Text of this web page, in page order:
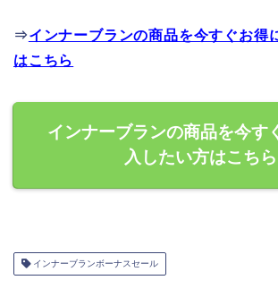
⇒インナーブランの商品を今すぐお得
はこちら
インナーブランの商品を今す
入したい方はこちら
インナーブランボーナスセール